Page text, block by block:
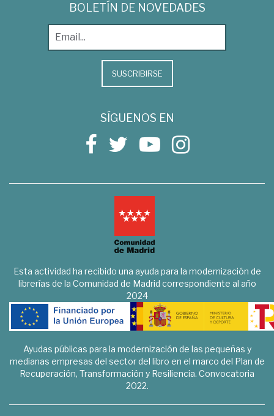
BOLETÍN DE NOVEDADES
SUSCRIBIRSE
SÍGUENOS EN
Esta actividad ha recibido una ayuda para la modernización de
librerías de la Comunidad de Madrid correspondiente al año
2024
Ayudas públicas para la modernización de las pequeñas y
medianas empresas del sector del libro en el marco del Plan de
Recuperación, Transformación y Resiliencia. Convocatoria
2022.